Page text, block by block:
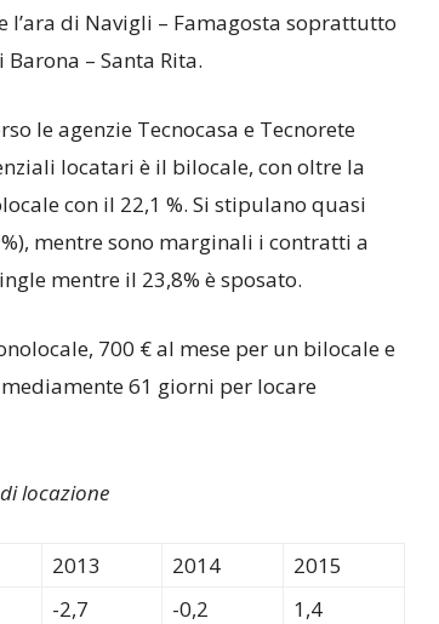
di Navigli – Famagosta soprattutto
– Santa Rita.
le agenzie Tecnocasa e Tecnorete
locatari è il bilocale, con oltre la
con il 22,1 %. Si stipulano quasi
mentre sono marginali i contratti a
mentre il 23,8% è sposato.
700 € al mese per un bilocale e
61 giorni per locare
locazione
2013 2014
2015
-2,7 -0,2 1,4